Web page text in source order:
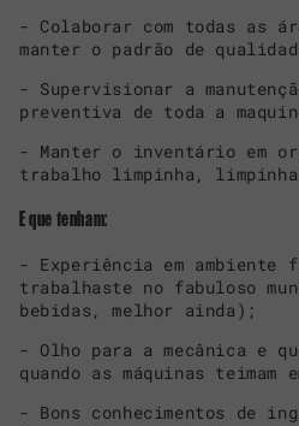
- Colaborar com todas as
manter o padrão de
- Supervisionar a
preventiva de toda a
- Manter o inventário em
trabalho limpinha,
E que tenham:
- Experiência em
trabalhaste no fabuloso
bebidas, melhor ainda);
- Olho para a mecânica e
quando as máquinas
- Bons conhecimentos de